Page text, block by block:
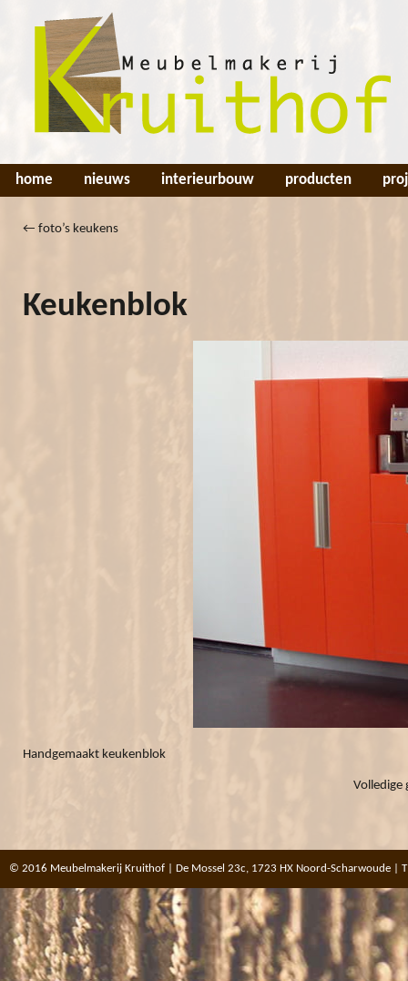
home nieuws interieurbouw producten
← foto’s keukens
Keukenblok
Handgemaakt keukenblok
© 2016 Meubelmakerij Kruithof | De Mossel 23c, 1723 HX Noord-Scharwoude |